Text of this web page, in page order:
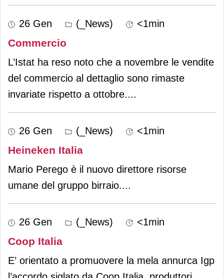
26 Gen (_News) <1min
Commercio
L’Istat ha reso noto che a novembre le vendite
del commercio al dettaglio sono rimaste
invariate rispetto a ottobre....
26 Gen (_News) <1min
Heineken Italia
Mario Perego è il nuovo direttore risorse
umane del gruppo birraio....
26 Gen (_News) <1min
Coop Italia
E’ orientato a promuovere la mela annurca Igp